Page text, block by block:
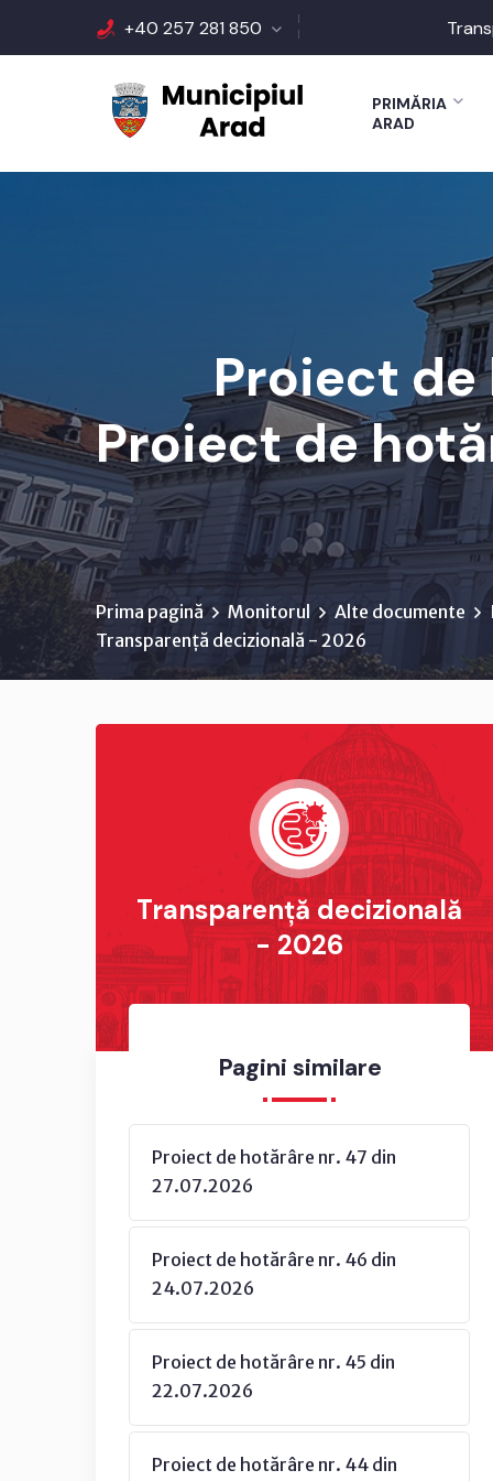
+40 257 281 850
PRIMĂRIA
ARAD
Proiect de
Proiect de
Prima pagină Monitorul Alte documente
Transparență decizională - 2026
Transparență decizională
- 2026
Pagini similare
Proiect de hotărâre nr. 47 din
27.07.2026
Proiect de hotărâre nr. 46 din
24.07.2026
Proiect de hotărâre nr. 45 din
22.07.2026
Proiect de hotărâre nr. 44 din